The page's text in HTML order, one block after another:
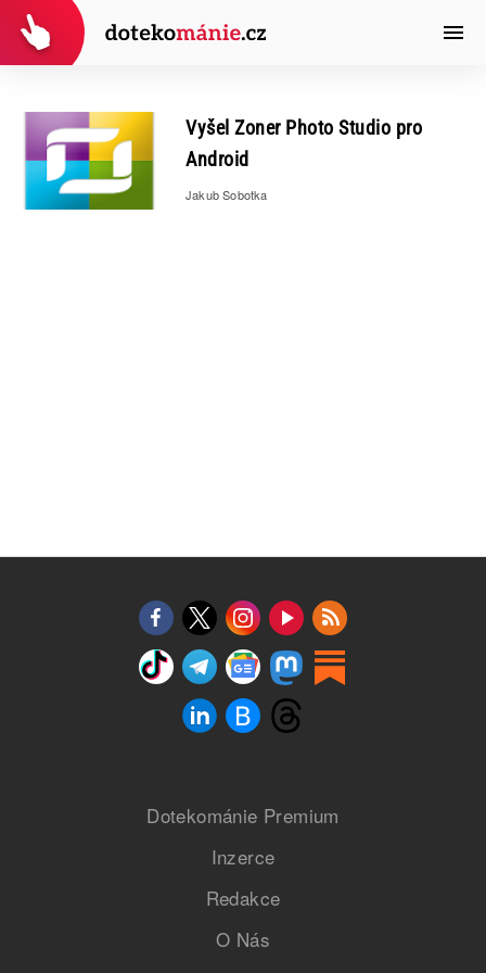
Vyšel Zoner Photo Studio pro
Android
Jakub Sobotka
Dotekománie Premium
Inzerce
Redakce
O Nás